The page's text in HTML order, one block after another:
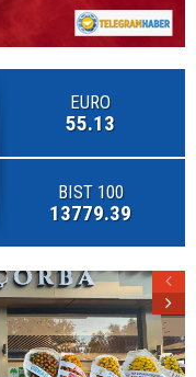
EURO
55.13
BIST 100
13779.39